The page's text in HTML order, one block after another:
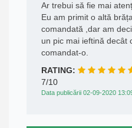
Ar trebui să fie mai
Eu am primit o altă
comandată ,dar am
un pic mai ieftină decât
comandat-o.
RATING:
7/10
Data publicării 02-09-2020